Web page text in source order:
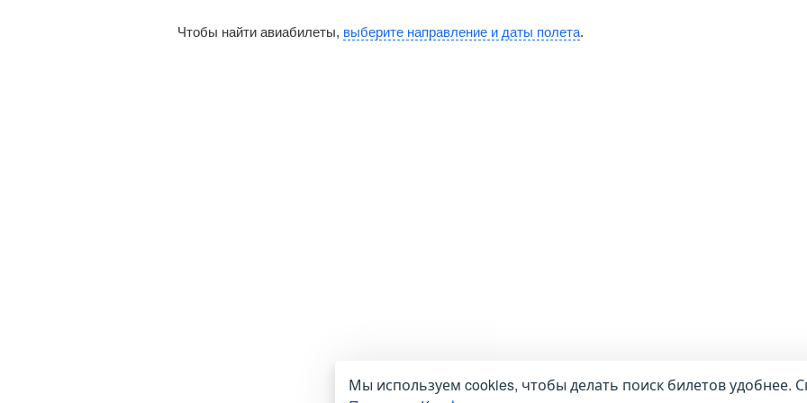
Чтобы найти авиабилеты, выберите направление и даты полета.
Мы используем cookies, чтобы делать поиск билетов удобнее.